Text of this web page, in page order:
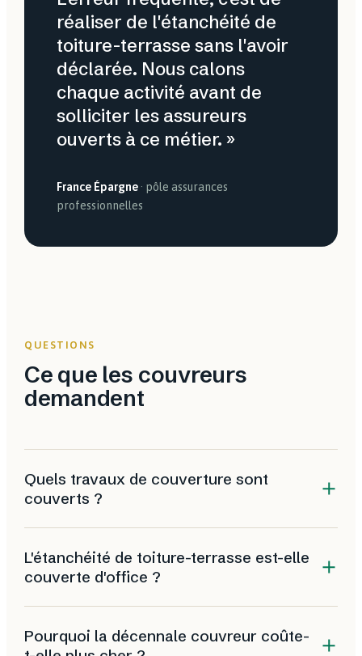
réaliser de l'étanchéité de
toiture-terrasse sans l'avoir
déclarée. Nous calons
chaque activité avant de
solliciter les assureurs
ouverts à ce métier. »
France Épargne · pôle assurances
professionnelles
QUESTIONS
Ce que les couvreurs
demandent
Quels travaux de couverture sont
couverts ?
Tous les travaux compromettant la solidité du
bâtiment ou le rendant impropre à sa destination :
réfection complète de toiture et pose de fenêtres de
toit. L'étanchéité de toiture-terrasse est à déclarer
séparément.
L'étanchéité de toiture-terrasse est-elle
couverte d'office ?
Non. C'est une activité distincte qui doit être
explicitement déclarée à la souscription. Certains
Pourquoi la décennale couvreur coûte-